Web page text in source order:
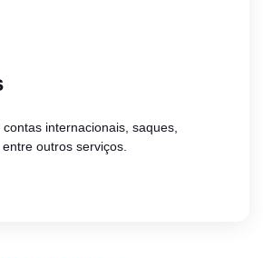
internacionais, saques,
outros serviços.